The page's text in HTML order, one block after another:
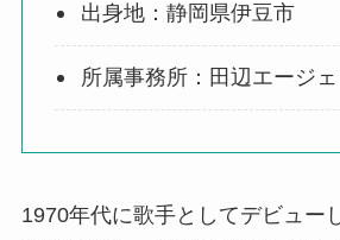
出身地：静岡県伊豆市
所属事務所：田辺エージ
1970年代に歌手としてデビュー